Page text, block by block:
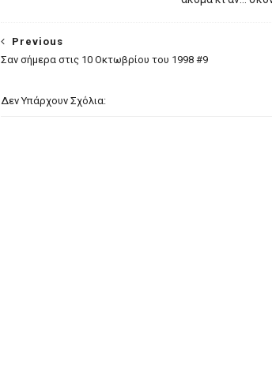
Previous
Σαν σήμερα στις 10 Οκτωβρίου του 1998 #9
Δεν Υπάρχουν Σχόλια: